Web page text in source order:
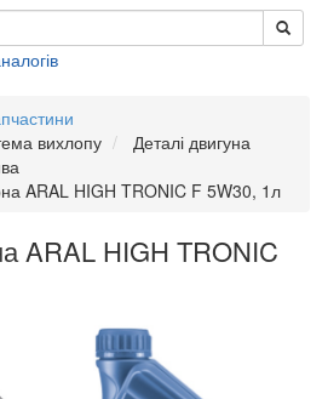
вихлопу
Деталі двигуна
ARAL HIGH TRONIC F 5W30, 1л
ARAL HIGH TRONIC